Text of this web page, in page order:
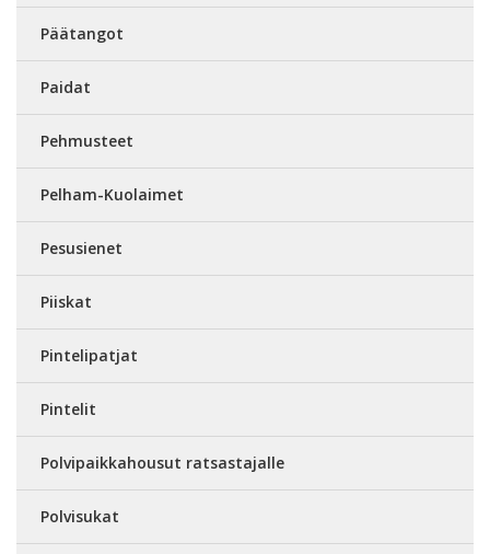
Päätangot
Paidat
Pehmusteet
Pelham-Kuolaimet
Pesusienet
Piiskat
Pintelipatjat
Pintelit
Polvipaikkahousut ratsastajalle
Polvisukat